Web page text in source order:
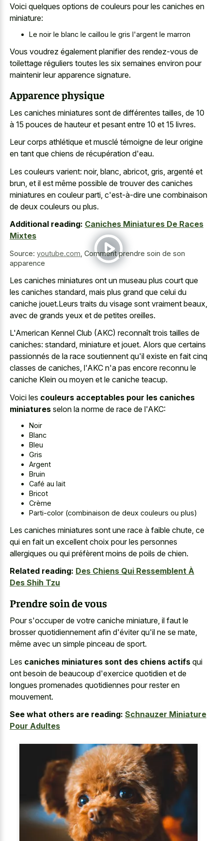
Voici quelques options de couleurs pour les caniches en
miniature:
Le noir le blanc le caillou le gris l'argent le marron
Vous voudrez également planifier des rendez-vous de
toilettage réguliers toutes les six semaines environ pour
maintenir leur apparence signature.
Apparence physique
Les caniches miniatures sont de différentes tailles, de 10
à 15 pouces de hauteur et pesant entre 10 et 15 livres.
Leur corps athlétique et musclé témoigne de leur origine
en tant que chiens de récupération d'eau.
Les couleurs varient: noir, blanc, abricot, gris, argenté et
brun, et il est même possible de trouver des caniches
miniatures en couleur parti, c'est-à-dire une combinaison
de deux couleurs ou plus.
Additional reading: Caniches Miniatures De Races
Mixtes
Source: youtube.com Comment prendre soin de son
apparence
Les caniches miniatures ont un museau plus court que
les caniches standard, mais plus grand que celui du
caniche jouet.Leurs traits du visage sont vraiment beaux,
avec de grands yeux et de petites oreilles.
L'American Kennel Club (AKC) reconnaît trois tailles de
caniches: standard, miniature et jouet. Alors que certains
passionnés de la race soutiennent qu'il existe en fait cinq
classes de caniches, l'AKC n'a pas encore reconnu le
caniche Klein ou moyen et le caniche teacup.
Voici les couleurs acceptables pour les caniches
miniatures selon la norme de race de l'AKC:
Noir
Blanc
Bleu
Gris
Argent
Bruin
Café au lait
Bricot
Crème
Parti-color (combinaison de deux couleurs ou plus)
Les caniches miniatures sont une race à faible chute, ce
qui en fait un excellent choix pour les personnes
allergiques ou qui préfèrent moins de poils de chien.
Related reading: Des Chiens Qui Ressemblent À
Des Shih Tzu
Prendre soin de vous
Pour s'occuper de votre caniche miniature, il faut le
brosser quotidiennement afin d'éviter qu'il ne se mate,
même avec un simple pinceau de sport.
Les caniches miniatures sont des chiens actifs qui
ont besoin de beaucoup d'exercice quotidien et de
longues promenades quotidiennes pour rester en
mouvement.
See what others are reading: Schnauzer Miniature
Pour Adultes